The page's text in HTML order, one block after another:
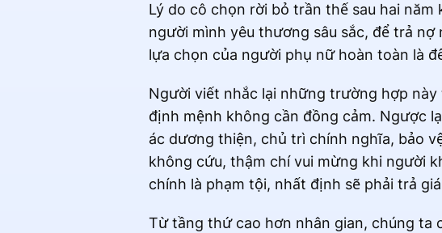
Lý do cô chọn rời bỏ trần thế sau hai
người mình yêu thương sâu sắc, để trả
lựa chọn của người phụ nữ hoàn toàn là
Người viết nhắc lại những trường hợp
định mệnh không cần đồng cảm. Ngược
ác dương thiện, chủ trì chính nghĩa, bảo
không cứu, thậm chí vui mừng khi người
chính là phạm tội, nhất định sẽ phải trả
Từ tầng thứ cao hơn nhân gian, chúng ta